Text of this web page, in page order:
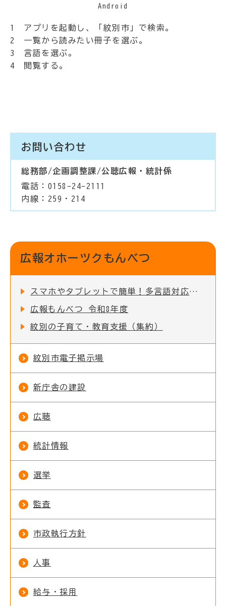
Android
1 アプリを起動し、「紋別市」で検索。
2 一覧から読みたい冊子を選ぶ。
3 言語を選ぶ。
4 閲覧する。
お問い合わせ
総務部/企画調整課/公聴広報・統計係
電話：0158-24-2111
内線：259・214
広報オホーツクもんべつ
スマホやタブレットで簡単！多言語対応の「広報オホーツクもんべつ」をデジタル配信しています
広報もんべつ 令和8年度
紋別の子育て・教育支援（集約）
紋別市電子掲示場
新庁舎の建設
広聴
統計情報
選挙
監査
市政執行方針
人事
給与・採用